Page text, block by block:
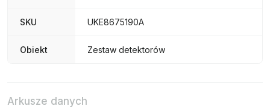
SKU UKE8675190A
Obiekt Zestaw detektorów
Arkusze danych